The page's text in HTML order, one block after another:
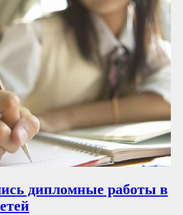
дипломные работы в